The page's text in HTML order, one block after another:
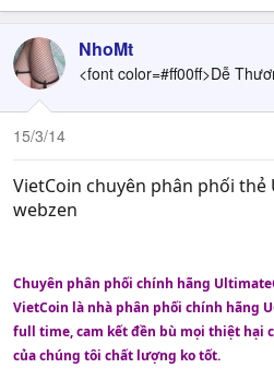
NhoMt
<font color=#ff00ff>Dễ
15/3/14
VietCoin chuyên phân phối thẻ
webzen
Chuyên phân phối chính hãng
VietCoin là nhà phân phối chính hãng
full time, cam kết đền bù mọi thiệt hại
của chúng tôi chất lượng ko tốt.